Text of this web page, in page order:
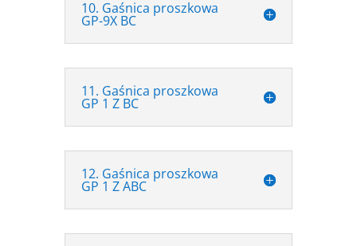
10. Gaśnica proszkowa
GP-9X BC
11. Gaśnica proszkowa
GP 1 Z BC
12. Gaśnica proszkowa
GP 1 Z ABC